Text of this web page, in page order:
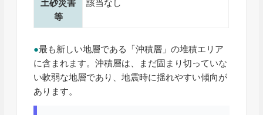
土砂災害
等
該当なし
●最も新しい地層である「沖積層」の堆積エリア
に含まれます。沖積層は、まだ固まり切っていな
い軟弱な地層であり、地震時に揺れやすい傾向が
あります。